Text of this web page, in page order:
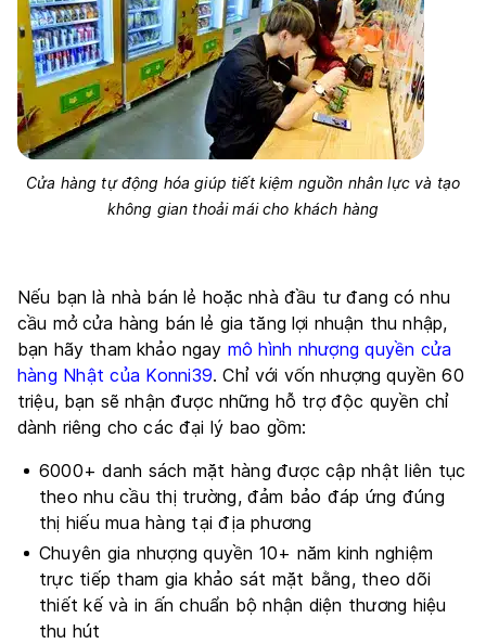
Cửa hàng tự động hóa giúp tiết kiệm nguồn nhân lực và tạo
không gian thoải mái cho khách hàng
Nếu bạn là nhà bán lẻ hoặc nhà đầu tư đang có nhu
cầu mở cửa hàng bán lẻ gia tăng lợi nhuận thu nhập,
bạn hãy tham khảo ngay mô hình nhượng quyền cửa
hàng Nhật của Konni39. Chỉ với vốn nhượng quyền 60
triệu, bạn sẽ nhận được những hỗ trợ độc quyền chỉ
dành riêng cho các đại lý bao gồm:
6000+ danh sách mặt hàng được cập nhật liên tục
theo nhu cầu thị trường, đảm bảo đáp ứng đúng
thị hiếu mua hàng tại địa phương
Chuyên gia nhượng quyền 10+ năm kinh nghiệm
trực tiếp tham gia khảo sát mặt bằng, theo dõi
thiết kế và in ấn chuẩn bộ nhận diện thương hiệu
thu hút